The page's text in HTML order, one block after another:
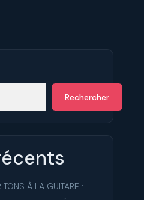
Rechercher
TONS À LA GUITARE :